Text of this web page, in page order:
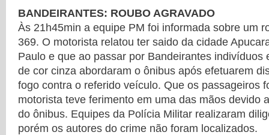
BANDEIRANTES: ROUBO AGRAVADO
Às 21h45min a equipe PM foi informada sobre um
369. O motorista relatou ter saido da cidade
Paulo e que ao passar por Bandeirantes indivíduos
de cor cinza abordaram o ônibus após efetuarem
fogo contra o referido veículo. Que os passageiros
motorista teve ferimento em uma das mãos devido
do ônibus. Equipes da Polícia Militar realizaram
porém os autores do crime não foram localizados.